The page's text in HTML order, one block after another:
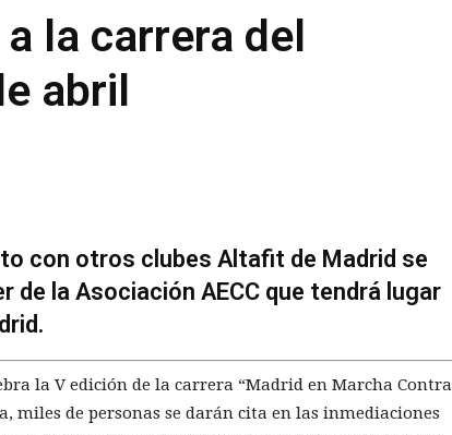
la carrera del
abril
con otros clubes Altafit de Madrid se
de la Asociación AECC que tendrá lugar
la V edición de la carrera “Madrid en Marcha Contra
miles de personas se darán cita en las inmediaciones